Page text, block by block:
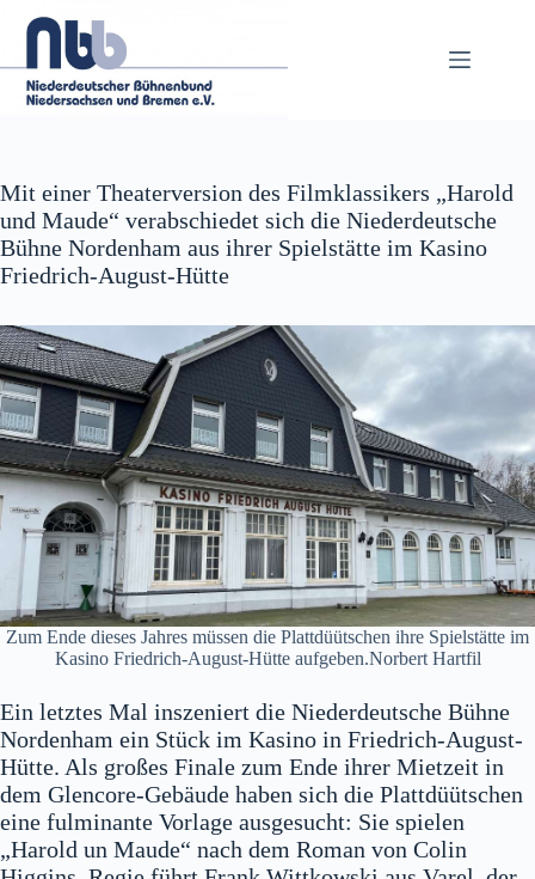
Inhalt
Mit einer Theaterversion des Filmklassikers „Harold
und Maude“ verabschiedet sich die Niederdeutsche
Bühne Nordenham aus ihrer Spielstätte im Kasino
Friedrich-August-Hütte
Zum Ende dieses Jahres müssen die Plattdüütschen ihre Spielstätte im
Kasino Friedrich-August-Hütte aufgeben.Norbert Hartfil
Ein letztes Mal inszeniert die Niederdeutsche Bühne
Nordenham ein Stück im Kasino in Friedrich-August-
Hütte. Als großes Finale zum Ende ihrer Mietzeit in
dem Glencore-Gebäude haben sich die Plattdüütschen
eine fulminante Vorlage ausgesucht: Sie spielen
„Harold un Maude“ nach dem Roman von Colin